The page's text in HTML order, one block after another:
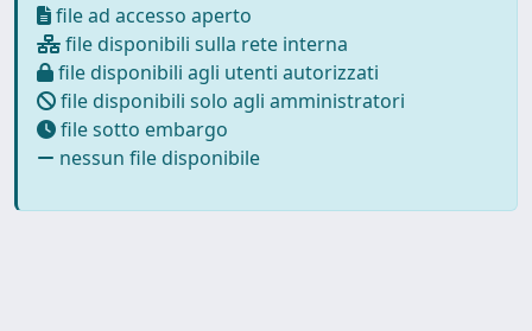
file ad accesso aperto
file disponibili sulla rete interna
file disponibili agli utenti autorizzati
file disponibili solo agli amministratori
file sotto embargo
nessun file disponibile